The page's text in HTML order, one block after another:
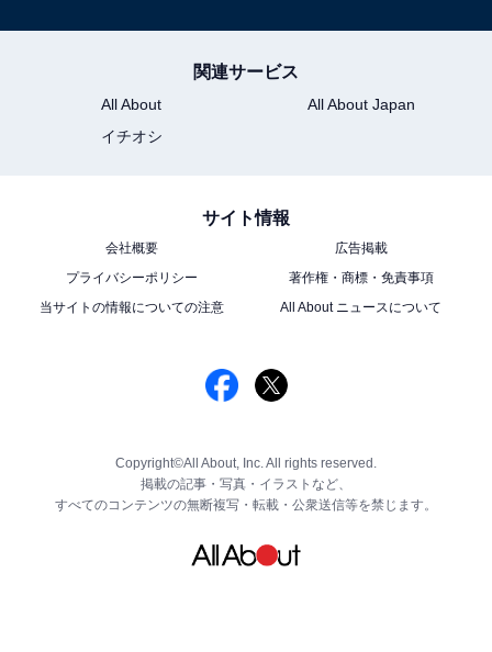
関連サービス
All About
All About Japan
イチオシ
サイト情報
会社概要
広告掲載
プライバシーポリシー
著作権・商標・免責事項
当サイトの情報についての注意
All About ニュースについて
Copyright©All About, Inc. All rights reserved.
掲載の記事・写真・イラストなど、
すべてのコンテンツの無断複写・転載・公衆送信等を禁じます。